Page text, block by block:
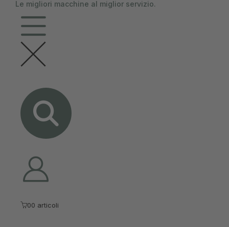
contenuto
Le migliori macchine al miglior servizio.
00 articoli